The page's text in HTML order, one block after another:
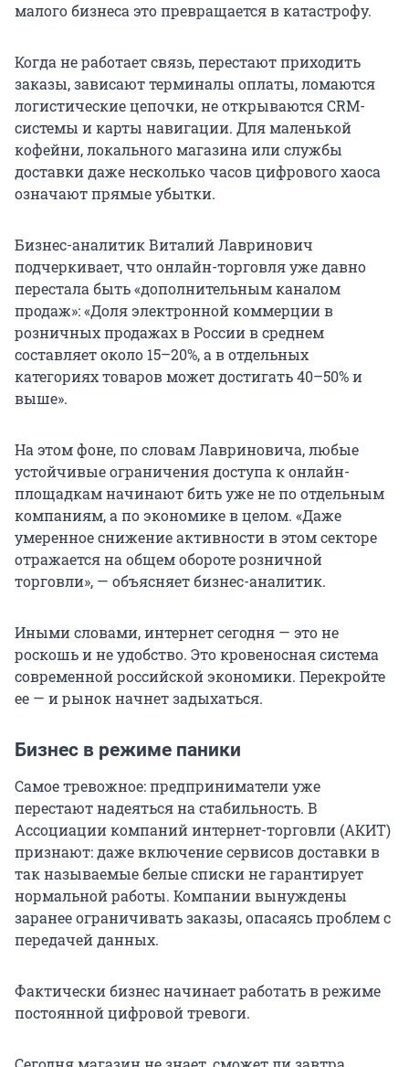
малого бизнеса это превращается в катастрофу.
Когда не работает связь, перестают приходить
заказы, зависают терминалы оплаты, ломаются
логистические цепочки, не открываются CRM-
системы и карты навигации. Для маленькой
кофейни, локального магазина или службы
доставки даже несколько часов цифрового хаоса
означают прямые убытки.
Бизнес-аналитик Виталий Лавринович
подчеркивает, что онлайн-торговля уже давно
перестала быть «дополнительным каналом
продаж»: «Доля электронной коммерции в
розничных продажах в России в среднем
составляет около 15–20%, а в отдельных
категориях товаров может достигать 40–50% и
выше».
На этом фоне, по словам Лавриновича, любые
устойчивые ограничения доступа к онлайн-
площадкам начинают бить уже не по отдельным
компаниям, а по экономике в целом. «Даже
умеренное снижение активности в этом секторе
отражается на общем обороте розничной
торговли», — объясняет бизнес-аналитик.
Иными словами, интернет сегодня — это не
роскошь и не удобство. Это кровеносная система
современной российской экономики. Перекройте
ее — и рынок начнет задыхаться.
Бизнес в режиме паники
Самое тревожное: предприниматели уже
перестают надеяться на стабильность. В
Ассоциации компаний интернет-торговли (АКИТ)
признают: даже включение сервисов доставки в
так называемые белые списки не гарантирует
нормальной работы. Компании вынуждены
заранее ограничивать заказы, опасаясь проблем с
передачей данных.
Фактически бизнес начинает работать в режиме
постоянной цифровой тревоги.